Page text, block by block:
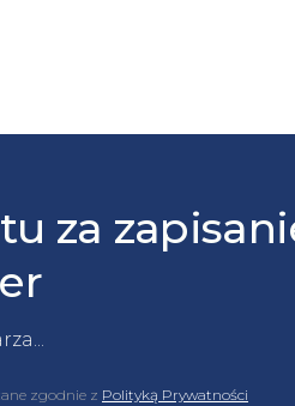
za
zgodnie z Polityką Prywatności